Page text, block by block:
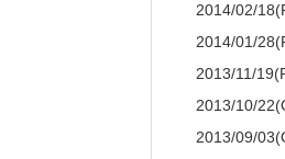
2014/02/
2014/01/
2013/11/
2013/10/
2013/09/